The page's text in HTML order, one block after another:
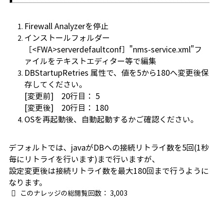
Firewall Analyzerを停止
インストールフォルダー
［<FWA>serverdefaultconf］"nms-service.xml"フ
ァイルをテキストエディター等で編集
DBStartupRetries 属性で、値を5から180へ変更後保
存してください。
[変更前] 20行目： 5
[変更後]
20行目： 180
OSを再起動後、自動起動するかご確認ください。
デフォルトでは、javaがDBへの接続リトライ数を5回(1秒
毎にリトライを行います)まで行いますが、
設定変更後は接続リトライ数を最大180回まで行うように
なります。
このナレッジの総閲覧回数： 3,003